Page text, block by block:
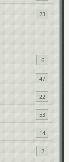
23
6
47
22
53
14
2